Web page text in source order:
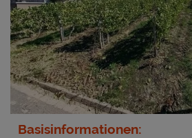
Basisinformationen: